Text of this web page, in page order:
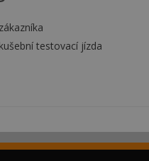
testovací jízda